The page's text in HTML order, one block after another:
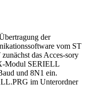
der
vom ST
das Acces-sory
Modul SERIELL
und 8N1 ein.
im Unterordner